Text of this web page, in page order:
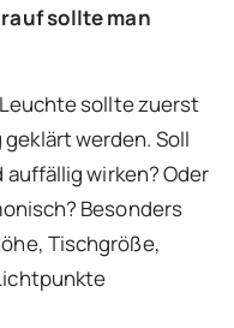
sollte man
sollte zuerst
werden. Soll
wirken? Oder
Besonders
Tischgröße,